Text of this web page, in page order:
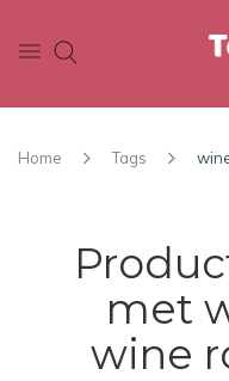
Home Tags
met
wine